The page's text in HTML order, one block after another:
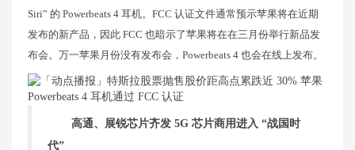
Siri” 的 Powerbeats 4 耳机。FCC 认证文件通常预示苹果将在近期
发布的新产品，因此 FCC 也暗示了苹果将在在三月份举行新品发
布会。万一苹果月份没有发布会，Powerbeats 4 也会在线上发布。
高通、展锐芯片齐发 5G 芯片商用进入 “战国时
代”